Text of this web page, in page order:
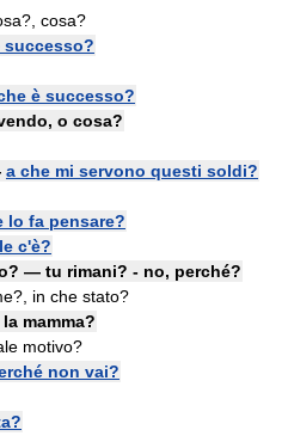
cosa?
successo?
è successo?
o cosa?
a che mi servono questi soldi?
lo fa pensare?
c'è?
— tu rimani? - no, perché?
in che stato?
mamma?
motivo?
non vai?